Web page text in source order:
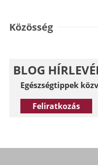
Közösség
BLOG
Egészségtippek
Feliratkozás